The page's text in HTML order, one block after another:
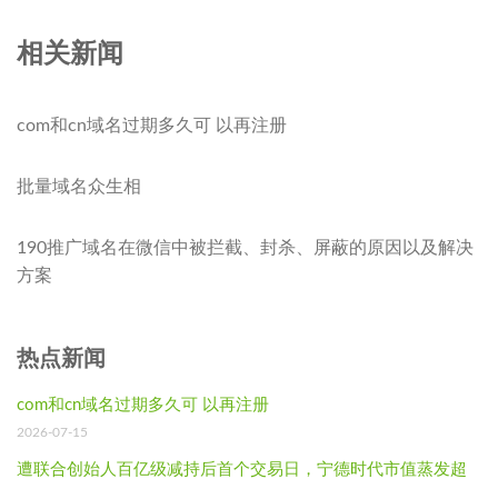
相关新闻
com和cn域名过期多久可 以再注册
批量域名众生相
190推广域名在微信中被拦截、封杀、屏蔽的原因以及解决
方案
热点新闻
com和cn域名过期多久可 以再注册
2026-07-15
遭联合创始人百亿级减持后首个交易日，宁德时代市值蒸发超